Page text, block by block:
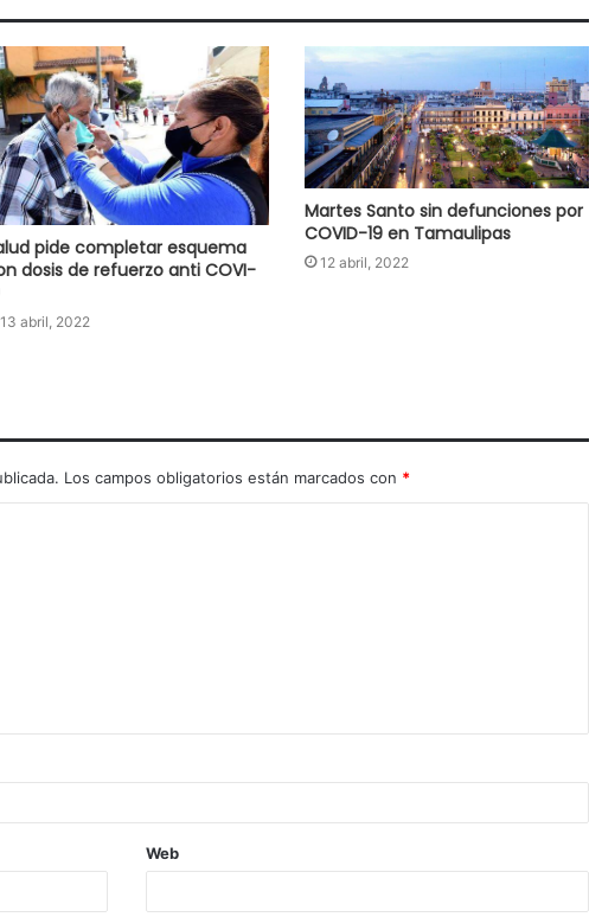
pide completar esquema
dosis de refuerzo anti COVI-
13 abril, 2022
Martes Santo sin defunciones por
COVID-19 en Tamaulipas
12 abril, 2022
Los campos obligatorios están marcados con *
Web